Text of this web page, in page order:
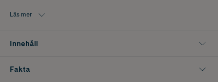
känsliga hud skonas så mycket som möjligt. Sugdel i latex.
100% fri från BPA, PVC och ftalater.
Läs mer
Innehåll
Fakta